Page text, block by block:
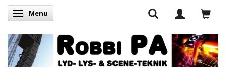
Skifte navigation
Menu